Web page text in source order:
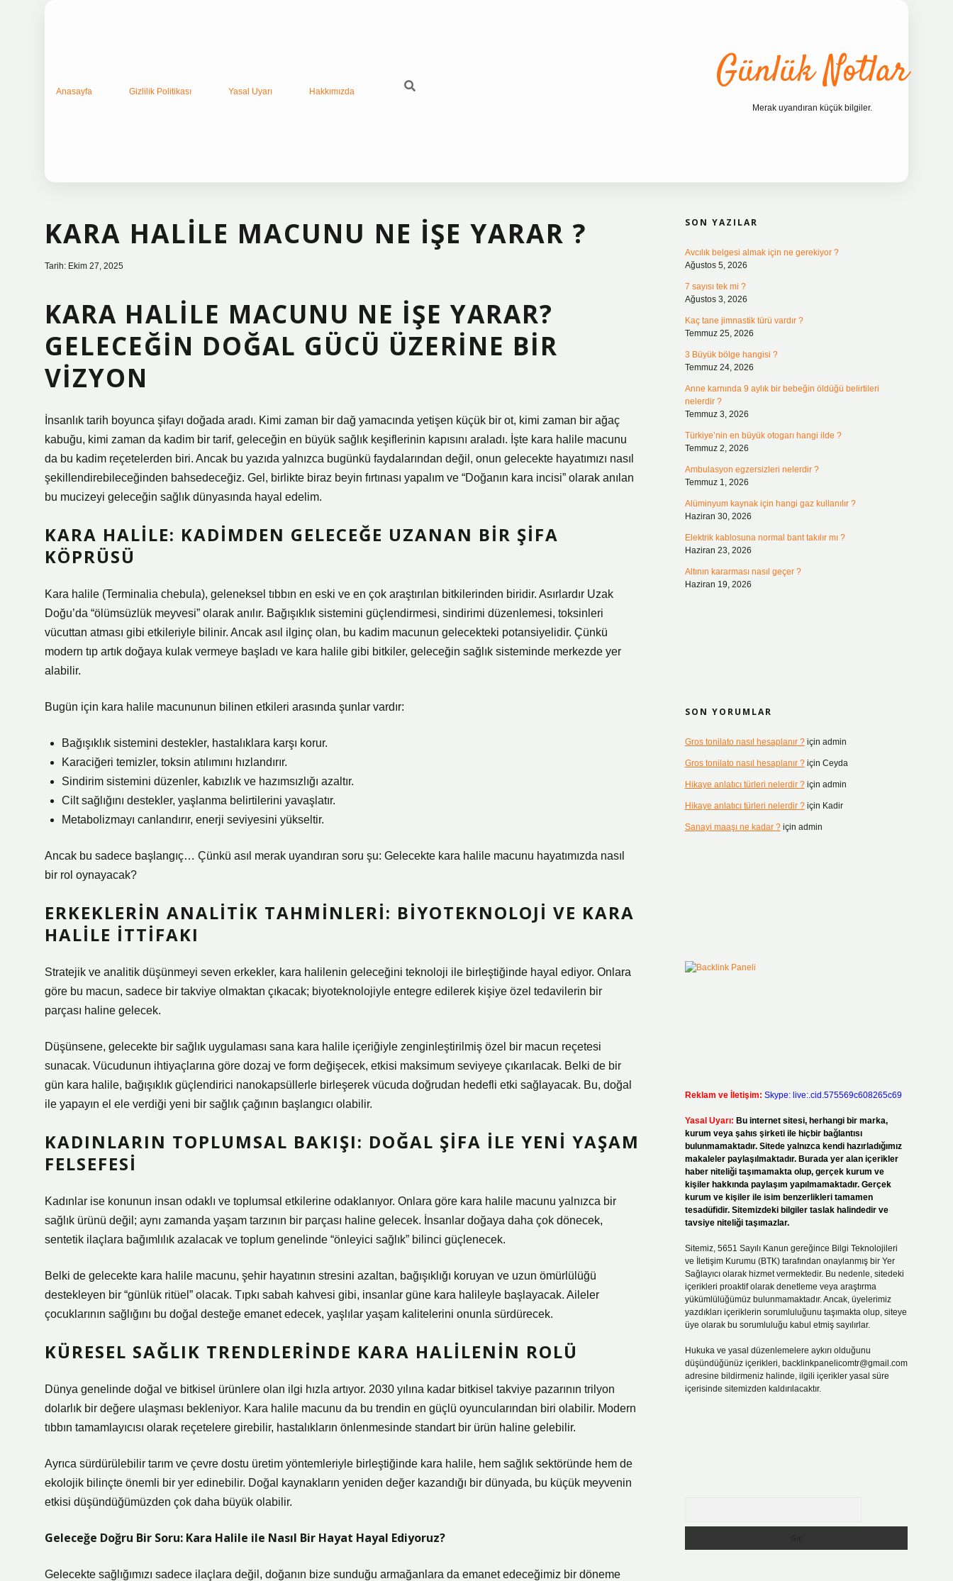
Anasayfa Gizlilik Politikası Yasal Uyarı Hakkımızda Günlük Notlar
Merak uyandıran küçük bilgiler.
KARA HALILE MACUNU NE IŞE YARAR ?
Tarih: Ekim 27, 2025
KARA HALILE MACUNU NE İŞE YARAR?
GELECEĞIN DOĞAL GÜCÜ ÜZERINE BIR
VIZYON
İnsanlık tarih boyunca şifayı doğada aradı. Kimi zaman bir dağ yamacında yetişen küçük bir ot, kimi zaman bir ağaç
kabuğu, kimi zaman da kadim bir tarif, geleceğin en büyük sağlık keşiflerinin kapısını araladı. İşte kara halile macunu
da bu kadim reçetelerden biri. Ancak bu yazıda yalnızca bugünkü faydalarından değil, onun gelecekte hayatımızı nasıl
şekillendirebileceğinden bahsedeceğiz. Gel, birlikte biraz beyin fırtınası yapalım ve “Doğanın kara incisi” olarak anılan
bu mucizeyi geleceğin sağlık dünyasında hayal edelim.
KARA HALILE: KADIMDEN GELECEĞE UZANAN BIR ŞIFA
KÖPRÜSÜ
Kara halile (Terminalia chebula), geleneksel tıbbın en eski ve en çok araştırılan bitkilerinden biridir. Asırlardır Uzak
Doğu’da “ölümsüzlük meyvesi” olarak anılır. Bağışıklık sistemini güçlendirmesi, sindirimi düzenlemesi, toksinleri
vücuttan atması gibi etkileriyle bilinir. Ancak asıl ilginç olan, bu kadim macunun gelecekteki potansiyelidir. Çünkü
modern tıp artık doğaya kulak vermeye başladı ve kara halile gibi bitkiler, geleceğin sağlık sisteminde merkezde yer
alabilir.
Bugün için kara halile macununun bilinen etkileri arasında şunlar vardır:
Bağışıklık sistemini destekler, hastalıklara karşı korur.
Karaciğeri temizler, toksin atılımını hızlandırır.
Sindirim sistemini düzenler, kabızlık ve hazımsızlığı azaltır.
Cilt sağlığını destekler, yaşlanma belirtilerini yavaşlatır.
Metabolizmayı canlandırır, enerji seviyesini yükseltir.
Ancak bu sadece başlangıç… Çünkü asıl merak uyandıran soru şu: Gelecekte kara halile macunu hayatımızda nasıl
bir rol oynayacak?
ERKEKLERIN ANALITIK TAHMINLERI: BIYOTEKNOLOJI VE KARA
HALILE İTTIFAKI
Stratejik ve analitik düşünmeyi seven erkekler, kara halilenin geleceğini teknoloji ile birleştiğinde hayal ediyor. Onlara
göre bu macun, sadece bir takviye olmaktan çıkacak; biyoteknolojiyle entegre edilerek kişiye özel tedavilerin bir
parçası haline gelecek.
Düşünsene, gelecekte bir sağlık uygulaması sana kara halile içeriğiyle zenginleştirilmiş özel bir macun reçetesi
sunacak. Vücudunun ihtiyaçlarına göre dozaj ve form değişecek, etkisi maksimum seviyeye çıkarılacak. Belki de bir
gün kara halile, bağışıklık güçlendirici nanokapsüllerle birleşerek vücuda doğrudan hedefli etki sağlayacak. Bu, doğal
ile yapayın el ele verdiği yeni bir sağlık çağının başlangıcı olabilir.
KADINLARIN TOPLUMSAL BAKIŞI: DOĞAL ŞIFA ILE YENI YAŞAM
FELSEFESI
Kadınlar ise konunun insan odaklı ve toplumsal etkilerine odaklanıyor. Onlara göre kara halile macunu yalnızca bir
sağlık ürünü değil; aynı zamanda yaşam tarzının bir parçası haline gelecek. İnsanlar doğaya daha çok dönecek,
sentetik ilaçlara bağımlılık azalacak ve toplum genelinde “önleyici sağlık” bilinci güçlenecek.
Belki de gelecekte kara halile macunu, şehir hayatının stresini azaltan, bağışıklığı koruyan ve uzun ömürlülüğü
destekleyen bir “günlük ritüel” olacak. Tıpkı sabah kahvesi gibi, insanlar güne kara halileyle başlayacak. Aileler
çocuklarının sağlığını bu doğal desteğe emanet edecek, yaşlılar yaşam kalitelerini onunla sürdürecek.
KÜRESEL SAĞLIK TRENDLERINDE KARA HALILENIN ROLÜ
Dünya genelinde doğal ve bitkisel ürünlere olan ilgi hızla artıyor. 2030 yılına kadar bitkisel takviye pazarının trilyon
dolarlık bir değere ulaşması bekleniyor. Kara halile macunu da bu trendin en güçlü oyuncularından biri olabilir. Modern
tıbbın tamamlayıcısı olarak reçetelere girebilir, hastalıkların önlenmesinde standart bir ürün haline gelebilir.
Ayrıca sürdürülebilir tarım ve çevre dostu üretim yöntemleriyle birleştiğinde kara halile, hem sağlık sektöründe hem de
ekolojik bilinçte önemli bir yer edinebilir. Doğal kaynakların yeniden değer kazandığı bir dünyada, bu küçük meyvenin
etkisi düşündüğümüzden çok daha büyük olabilir.
Geleceğe Doğru Bir Soru: Kara Halile ile Nasıl Bir Hayat Hayal Ediyoruz?
Gelecekte sağlığımızı sadece ilaçlara değil, doğanın bize sunduğu armağanlara da emanet edeceğimiz bir döneme
SON YAZILAR
Avcılık belgesi almak için ne gerekiyor ?
Ağustos 5, 2026
7 sayısı tek mi ?
Ağustos 3, 2026
Kaç tane jimnastik türü vardır ?
Temmuz 25, 2026
3 Büyük bölge hangisi ?
Temmuz 24, 2026
Anne karnında 9 aylık bir bebeğin öldüğü belirtileri
nelerdir ?
Temmuz 3, 2026
Türkiye’nin en büyük otogarı hangi ilde ?
Temmuz 2, 2026
Ambulasyon egzersizleri nelerdir ?
Temmuz 1, 2026
Alüminyum kaynak için hangi gaz kullanılır ?
Haziran 30, 2026
Elektrik kablosuna normal bant takılır mı ?
Haziran 23, 2026
Altının kararması nasıl geçer ?
Haziran 19, 2026
SON YORUMLAR
Gros tonilato nasıl hesaplanır ?için admin
Gros tonilato nasıl hesaplanır ?için Ceyda
Hikaye anlatıcı türleri nelerdir ?için admin
Hikaye anlatıcı türleri nelerdir ?için Kadir
Sanayi maaşı ne kadar ?için admin
Reklam ve İletişim: Skype: live:.cid.575569c608265c69
Yasal Uyarı: Bu internet sitesi, herhangi bir marka,
kurum veya şahıs şirketi ile hiçbir bağlantısı
bulunmamaktadır. Sitede yalnızca kendi hazırladığımız
makaleler paylaşılmaktadır. Burada yer alan içerikler
haber niteliği taşımamakta olup, gerçek kurum ve
kişiler hakkında paylaşım yapılmamaktadır. Gerçek
kurum ve kişiler ile isim benzerlikleri tamamen
tesadüfidir. Sitemizdeki bilgiler taslak halindedir ve
tavsiye niteliği taşımazlar.
Sitemiz, 5651 Sayılı Kanun gereğince Bilgi Teknolojileri
ve İletişim Kurumu (BTK) tarafından onaylanmış bir Yer
Sağlayıcı olarak hizmet vermektedir. Bu nedenle, sitedeki
içerikleri proaktif olarak denetleme veya araştırma
yükümlülüğümüz bulunmamaktadır. Ancak, üyelerimiz
yazdıkları içeriklerin sorumluluğunu taşımakta olup, siteye
üye olarak bu sorumluluğu kabul etmiş sayılırlar.
Hukuka ve yasal düzenlemelere aykırı olduğunu
düşündüğünüz içerikleri, backlinkpanelicomtr@gmail.com
adresine bildirmeniz halinde, ilgili içerikler yasal süre
içerisinde sitemizden kaldırılacaktır.